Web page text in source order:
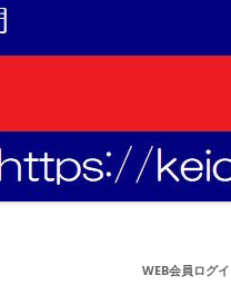
WEB会員ログ